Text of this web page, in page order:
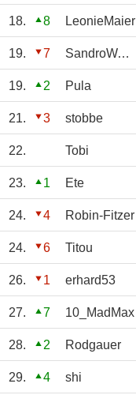
18. 8 LeonieMaier
19. 7 SandroWagner
19. 2 Pula
21. 3 stobbe
22. Tobi
23. 1 Ete
24. 4 Robin-Fitzer
24. 6 Titou
26. 1 erhard53
27. 7 10_MadMax
28. 2 Rodgauer
29. 4 shi